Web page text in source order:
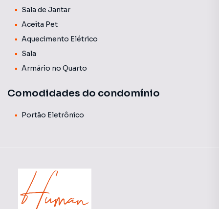
Sala de Jantar
Aceita Pet
Aquecimento Elétrico
Sala
Armário no Quarto
Comodidades do condomínio
Portão Eletrônico